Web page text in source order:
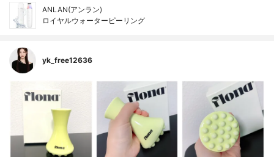
ANLAN(アンラン)
ロイヤルウォーターピーリング
yk_free12636